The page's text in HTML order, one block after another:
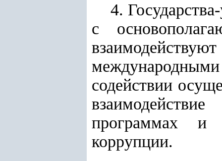
4.
с
содействии
программах и
коррупции.